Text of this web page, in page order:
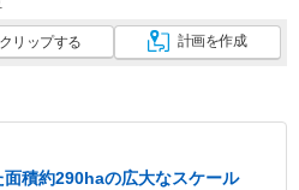
クリップする 計画を作成
積約290haの広大なスケール